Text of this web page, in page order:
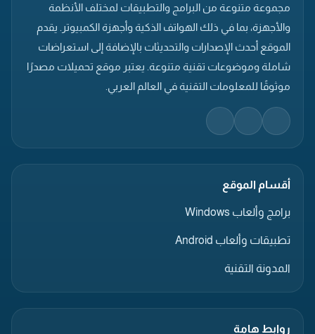
مجموعة متنوعة من البرامج والتطبيقات لمختلف الأنظمة
والأجهزة، بما في ذلك الهواتف الذكية وأجهزة الكمبيوتر. يقدم
الموقع أحدث الإصدارات والتحديثات بالإضافة إلى استعراضات
شاملة وموضوعات تقنية متنوعة. يعتبر موقع تحميلات مصدرًا
موثوقًا للمعلومات التقنية في العالم العربي.
أقسام الموقع
برامج وألعاب Windows
تطبيقات وألعاب Android
المدونة التقنية
روابط هامة